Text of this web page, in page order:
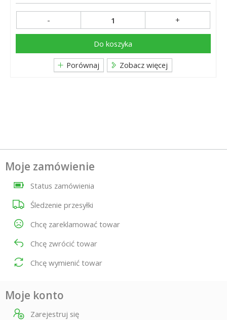
- +
Do koszyka
Porównaj Zobacz więcej
Moje zamówienie
Status zamówienia
Śledzenie przesyłki
Chcę zareklamować towar
Chcę zwrócić towar
Chcę wymienić towar
Moje konto
Zarejestruj się